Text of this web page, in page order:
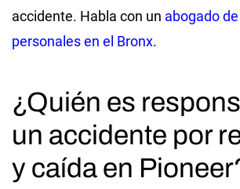
accidente. Habla con un abogado
personales en el Bronx.
¿Quién es
un accidente por
y caída en